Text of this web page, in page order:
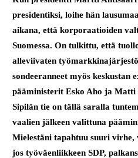
presidentiksi, loihe hän
aikana, että korporaatioiden
Suomessa. On tulkittu, että
alleviivaten
sondeeranneet myös keskustan
pääministerit Esko Aho ja
Sipilän tie on tällä saralla
vaalien jälkeen valittuna
Mielestäni tapahtuu suuri
jos työväenliikkeen SDP,